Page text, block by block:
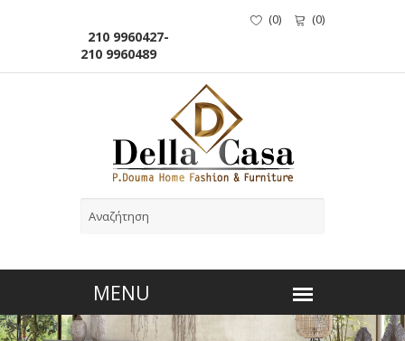
210 9960427-
210 9960489
(0) (0)